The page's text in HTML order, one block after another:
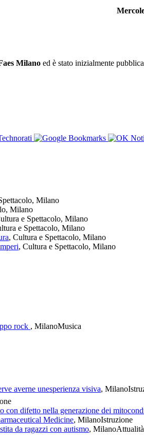
Milano ed è stato inizialmente
Milano
Milano
e Spettacolo, Milano
e Spettacolo, Milano
, Cultura e Spettacolo, Milano
, Cultura e Spettacolo, Milano
rock , MilanoMusica
averne unesperienza visiva, Milano
difetto nella generazione dei
Medicine, MilanoIstruzione
da ragazzi con autismo, MilanoAttualità